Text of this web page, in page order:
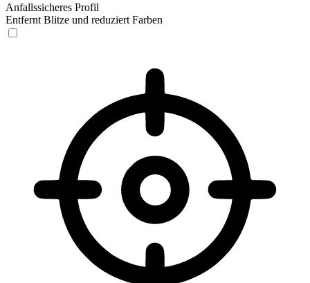
Anfallssicheres Profil
Entfernt Blitze und reduziert Farben